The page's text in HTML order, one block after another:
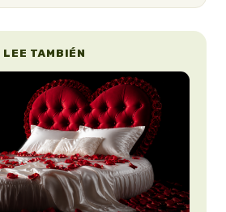
LEE TAMBIÉN